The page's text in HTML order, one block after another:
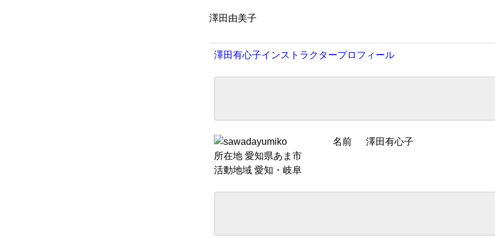
澤田由美子
澤田有心子インストラクタープロフィール
名前 澤田有心子
所在地 愛知県あま市
活動地域 愛知・岐阜